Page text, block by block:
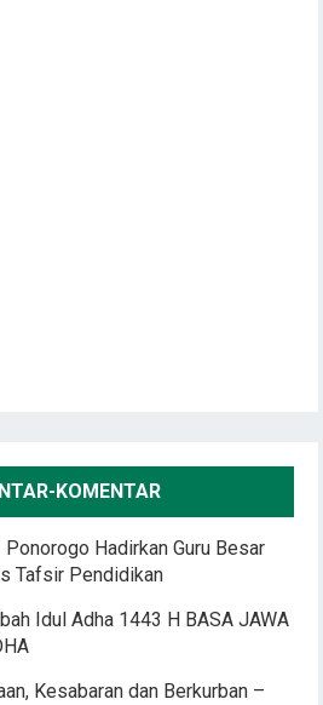
KOMENTAR
Ponorogo Hadirkan Guru Besar
Tafsir Pendidikan
Idul Adha 1443 H BASA JAWA
Kesabaran dan Berkurban –